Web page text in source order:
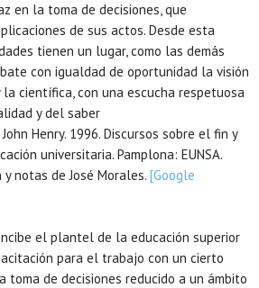
en la toma de decisiones, que
de sus actos. Desde esta
tienen un lugar, como las demás
con igualdad de oportunidad la visión
científica, con una escucha respetuosa
y del saber
John Henry. 1996. Discursos sobre el fin y
universitaria. Pamplona: EUNSA.
notas de José Morales. [Google
el plantel de la educación superior
para el trabajo con un cierto
toma de decisiones reducido a un ámbito